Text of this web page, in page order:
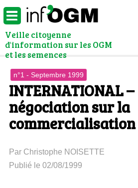
Veille citoyenne
d'information sur les OGM
et les semences
n°1 - Septembre 1999
INTERNATIONAL –
négociation sur la
commercialisation
Par Christophe NOISETTE
Publié le 02/08/1999